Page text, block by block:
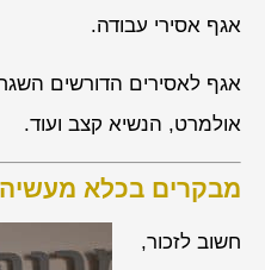
אגף אסירי עבודה.
אגף לאסירים הדורשים
אולמרט, הנשיא קצב ועוד.
מבקרים בכלא
חשוב לזכור,